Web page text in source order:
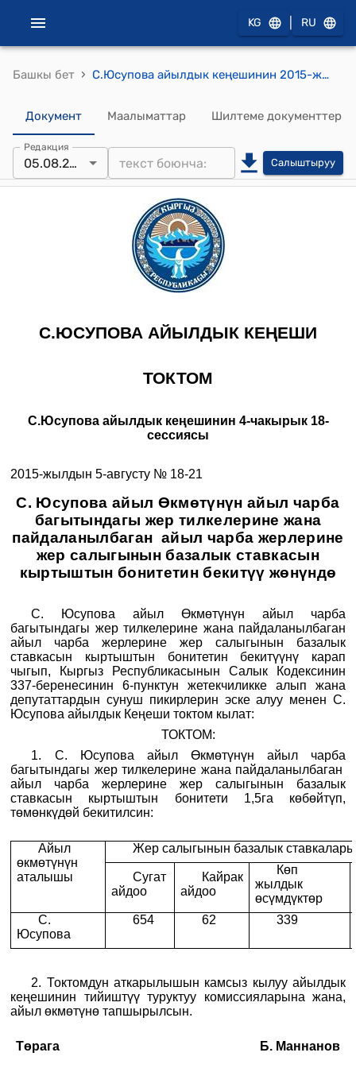
KG RU
Башкы бет › С.Юсупова айылдык кеңешинин 2015-жылдын 5-августундагы № 18-21 "С. Юсупова айыл Өкмөтүнүн айыл чарба багытындагы жер тилкелерине жана пайдаланылбаган айыл чарба жерлерине жер салыгынын базалык ставкасын кыртыштын бонитетин бекитүү жөнүндө" токтому
Документ Маалыматтар Шилтеме документтер
Редакция
05.08.2015 Салыштыруу